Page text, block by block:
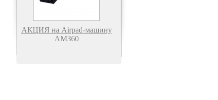
АКЦИЯ на Airpad-машину
АМ360